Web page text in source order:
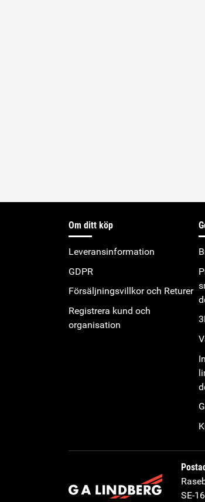
Om ditt köp
Leveransinformation
GDPR
Försäljningsvillkor och Returer
Registrera kund och
organisation
SE-